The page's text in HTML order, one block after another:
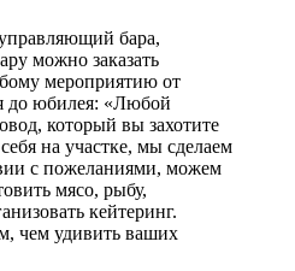
бара,
можно заказать
мероприятию от
до юбилея: «Любой
который вы захотите
на участке, мы сделаем
с пожеланиями, можем
мясо, рыбу,
кейтеринг.
чем удивить ваших